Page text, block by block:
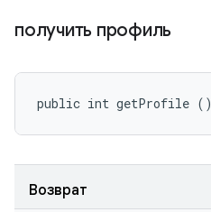
получить профиль
public int getProfile ()
Возврат